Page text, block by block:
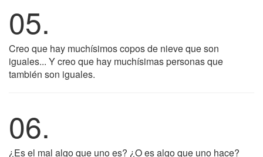
05.
Creo que hay muchísimos copos de nieve que son
iguales... Y creo que hay muchísimas personas que
también son iguales.
06.
¿Es el mal algo que uno es? ¿O es algo que uno hace?